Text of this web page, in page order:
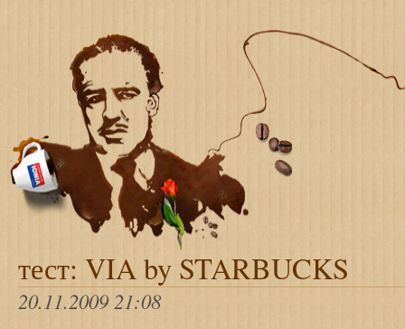
тест: VIA by STARBUCKS
20.11.2009 21:08